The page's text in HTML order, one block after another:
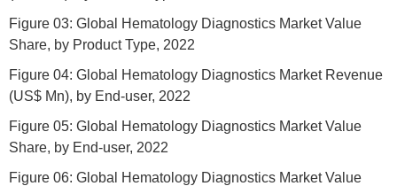
Figure 03: Global Hematology Diagnostics Market Value
Share, by Product Type, 2022
Figure 04: Global Hematology Diagnostics Market Revenue
(US$ Mn), by End-user, 2022
Figure 05: Global Hematology Diagnostics Market Value
Share, by End-user, 2022
Figure 06: Global Hematology Diagnostics Market Value